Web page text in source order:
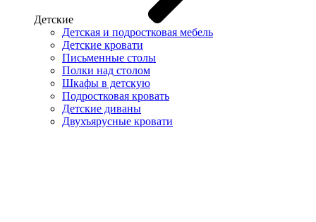
Детские
Детская и подростковая мебель
Детские кровати
Письменные столы
Полки над столом
Шкафы в детскую
Подростковая кровать
Детские диваны
Двухъярусные кровати